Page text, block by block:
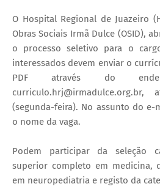
O Hospital Regional de Juazeiro
Obras Sociais Irmã Dulce (OSID),
o processo seletivo para o
interessados devem enviar o
PDF através do
(segunda-feira). No assunto do e-
o nome da vaga.
Podem participar da seleção
superior completo em medicina,
em neuropediatria e registo da